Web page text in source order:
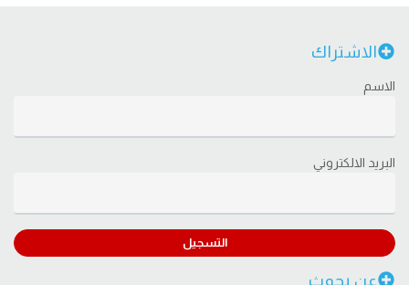
الاشتراك
الاسم
البريد الالكتروني
التسجيل
عن بحوث